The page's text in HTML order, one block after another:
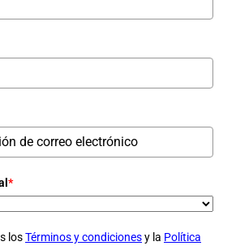
*
losTérminos y condicionesy la Política